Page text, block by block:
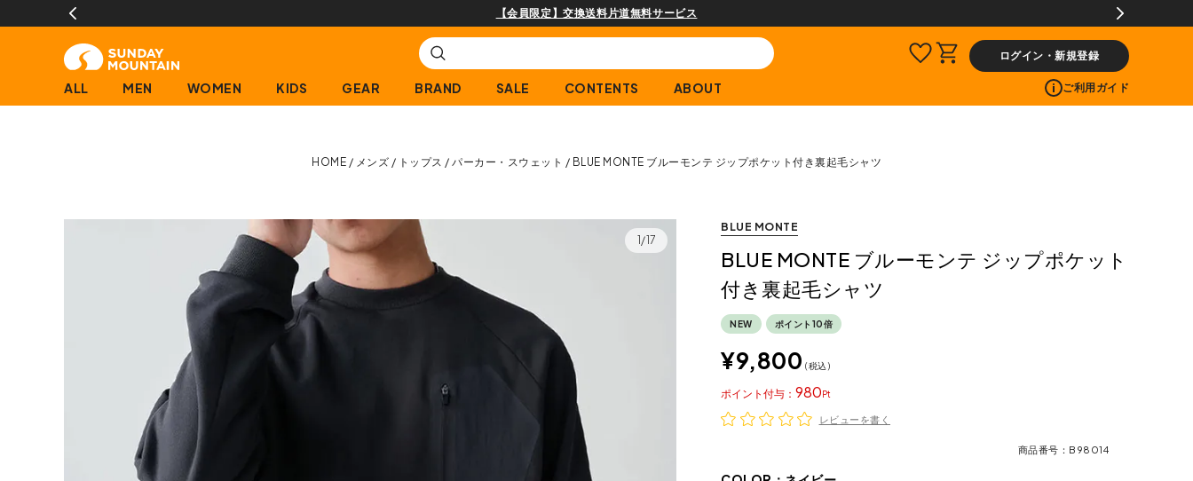
換送料片道無料サービス 購入商品[¥2,000(税込)以上]のレビュー投稿で300ptプレゼント!
ログイン・新規登録
ALL MEN WOMEN KIDS GEAR BRAND SALE CONTENTS ABOUT ご利用ガイド
HOME メンズ トップス パーカー・スウェット BLUE MONTE ブルーモンテ ジップポケット付き裏起毛シャツ
1/17
BLUE MONTE
BLUE MONTE ブルーモンテ ジップポケット
付き裏起毛シャツ
NEW ポイント10倍
¥9,800 税込
980
ポイント
レビューを書く
商品番号 B98014